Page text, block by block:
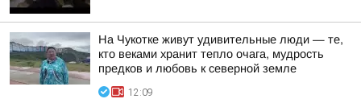
На Чукотке живут удивительные люди — те,
кто веками хранит тепло очага, мудрость
предков и любовь к северной земле
12:09